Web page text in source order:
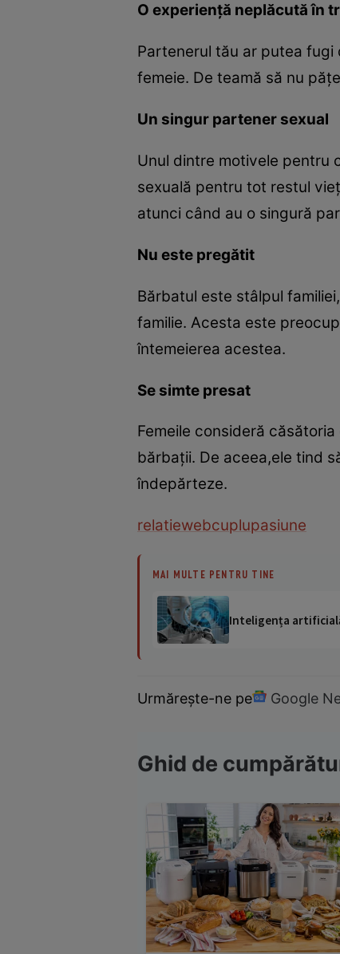
O experienţă neplăcută în
Partenerul tău ar putea
femeie. De teamă să nu
Un singur partener sexual
Unul dintre motivele pentru
sexuală pentru tot restul
atunci când au o singură
Nu este pregătit
Bărbatul este stâlpul
familie. Acesta este
întemeierea acestea.
Se simte presat
Femeile consideră
bărbaţii. De aceea,ele tind
îndepărteze.
relatiewebcuplupasiune
MAI MULTE PENTRU TINE
Inteligența
Urmărește-ne pe Google
Ghid de